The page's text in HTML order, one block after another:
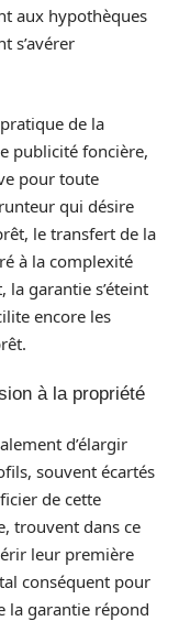
aux hypothèques
s’avérer
de la
publicité foncière,
pour toute
qui désire
le transfert de la
à la complexité
la garantie s’éteint
encore les
à la propriété
d’élargir
souvent écartés
de cette
trouvent dans ce
leur première
conséquent pour
la garantie répond